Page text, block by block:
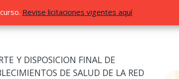
Revise licitaciones vigentes aquí
Y DISPOSICION FINAL DE
DE SALUD DE LA RED